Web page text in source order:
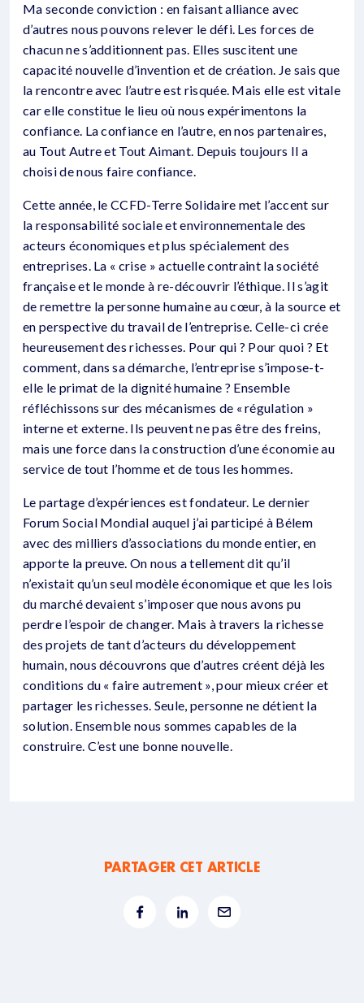
Ma seconde conviction : en faisant alliance avec
d’autres nous pouvons relever le défi. Les forces de
chacun ne s’additionnent pas. Elles suscitent une
capacité nouvelle d’invention et de création. Je sais que
la rencontre avec l’autre est risquée. Mais elle est vitale
car elle constitue le lieu où nous expérimentons la
confiance. La confiance en l’autre, en nos partenaires,
au Tout Autre et Tout Aimant. Depuis toujours Il a
choisi de nous faire confiance.
Cette année, le CCFD-Terre Solidaire met l’accent sur
la responsabilité sociale et environnementale des
acteurs économiques et plus spécialement des
entreprises. La « crise » actuelle contraint la société
française et le monde à re-découvrir l’éthique. Il s’agit
de remettre la personne humaine au cœur, à la source et
en perspective du travail de l’entreprise. Celle-ci crée
heureusement des richesses. Pour qui ? Pour quoi ? Et
comment, dans sa démarche, l’entreprise s’impose-t-
elle le primat de la dignité humaine ? Ensemble
réfléchissons sur des mécanismes de « régulation »
interne et externe. Ils peuvent ne pas être des freins,
mais une force dans la construction d’une économie au
service de tout l’homme et de tous les hommes.
Le partage d’expériences est fondateur. Le dernier
Forum Social Mondial auquel j’ai participé à Bélem
avec des milliers d’associations du monde entier, en
apporte la preuve. On nous a tellement dit qu’il
n’existait qu’un seul modèle économique et que les lois
du marché devaient s’imposer que nous avons pu
perdre l’espoir de changer. Mais à travers la richesse
des projets de tant d’acteurs du développement
humain, nous découvrons que d’autres créent déjà les
conditions du « faire autrement », pour mieux créer et
partager les richesses. Seule, personne ne détient la
solution. Ensemble nous sommes capables de la
construire. C’est une bonne nouvelle.
PARTAGER CET ARTICLE